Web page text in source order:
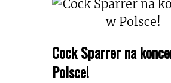
Cock Sparrer na
Polsce!